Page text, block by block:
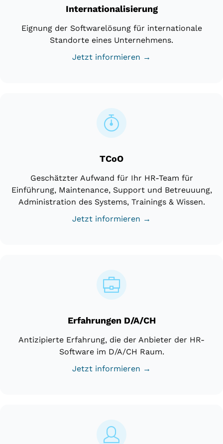
Internationalisierung
Eignung der Softwarelösung für internationale
Standorte eines Unternehmens.
Jetzt informieren →
TCoO
Geschätzter Aufwand für Ihr HR-Team für
Einführung, Maintenance, Support und Betreuuung,
Administration des Systems, Trainings & Wissen.
Jetzt informieren →
Erfahrungen D/A/CH
Antizipierte Erfahrung, die der Anbieter der HR-
Software im D/A/CH Raum.
Jetzt informieren →